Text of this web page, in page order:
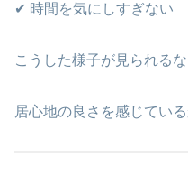
✔ 時間を気にしすぎない
こうした様子が見られるな
居心地の良さを感じてい